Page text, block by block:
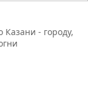
Казани - городу,